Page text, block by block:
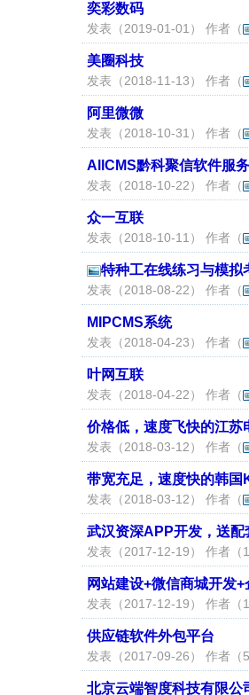
奕彩数码
发表（2019-01-01） 作者（
美圈科技
发表（2018-11-13） 作者（
阿里微微
发表（2018-10-31） 作者（
AllCMS黔科聚信软件服务
发表（2018-10-22） 作者（
众一互联
发表（2018-10-11） 作者（
特种工在线练习与模拟
发表（2018-08-22） 作者（
MIPCMS系统
发表（2018-04-23） 作者（
叶网互联
发表（2018-04-22） 作者（
价格低，速度飞快的江苏
发表（2018-03-12） 作者（
带宽充足，速度快的韩
发表（2018-03-12） 作者（
武汉资深APP开发，送
发表（2017-12-19） 作者（
网站建设+微信商城开发
发表（2017-12-19） 作者（
供应链软件外包平台
发表（2017-09-26） 作者（
北京云端智度科技有限公